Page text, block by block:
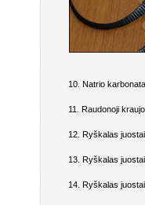
10. Natrio
11. Raudonoji
12. Ryškalas
13. Ryškalas
14. Ryškalas